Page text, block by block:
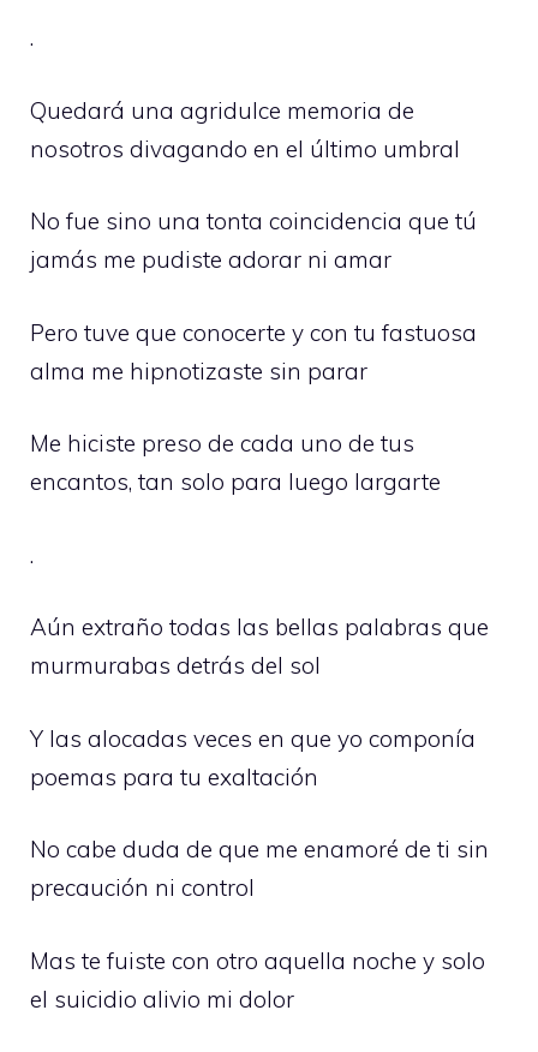
.
Quedará una agridulce memoria de
nosotros divagando en el último umbral
No fue sino una tonta coincidencia que tú
jamás me pudiste adorar ni amar
Pero tuve que conocerte y con tu fastuosa
alma me hipnotizaste sin parar
Me hiciste preso de cada uno de tus
encantos, tan solo para luego largarte
.
Aún extraño todas las bellas palabras que
murmurabas detrás del sol
Y las alocadas veces en que yo componía
poemas para tu exaltación
No cabe duda de que me enamoré de ti sin
precaución ni control
Mas te fuiste con otro aquella noche y solo
el suicidio alivio mi dolor